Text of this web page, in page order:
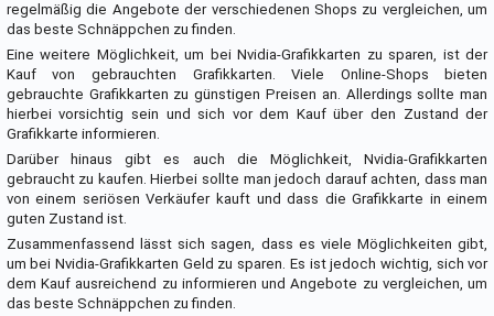
regelmäßig die Angebote der verschiedenen Shops zu vergleichen, um
das beste Schnäppchen zu finden.
Eine weitere Möglichkeit, um bei Nvidia-Grafikkarten zu sparen, ist der
Kauf von gebrauchten Grafikkarten. Viele Online-Shops bieten
gebrauchte Grafikkarten zu günstigen Preisen an. Allerdings sollte man
hierbei vorsichtig sein und sich vor dem Kauf über den Zustand der
Grafikkarte informieren.
Darüber hinaus gibt es auch die Möglichkeit, Nvidia-Grafikkarten
gebraucht zu kaufen. Hierbei sollte man jedoch darauf achten, dass man
von einem seriösen Verkäufer kauft und dass die Grafikkarte in einem
guten Zustand ist.
Zusammenfassend lässt sich sagen, dass es viele Möglichkeiten gibt,
um bei Nvidia-Grafikkarten Geld zu sparen. Es ist jedoch wichtig, sich vor
dem Kauf ausreichend zu informieren und Angebote zu vergleichen, um
das beste Schnäppchen zu finden.